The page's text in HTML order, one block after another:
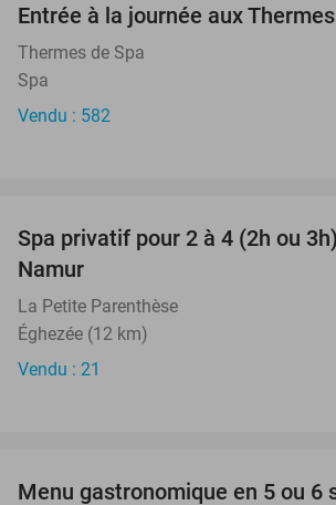
Entrée à la journée aux
Thermes de Spa
Spa
Vendu : 582
Spa privatif pour 2 à 4 (2h ou
Namur
La Petite Parenthèse
Éghezée (12 km)
Vendu : 21
Menu gastronomique en 5 ou 6